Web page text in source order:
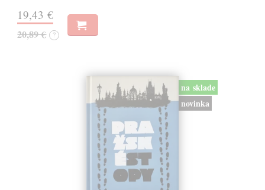
19,43 €
20,89 € ?
na sklade
novinka